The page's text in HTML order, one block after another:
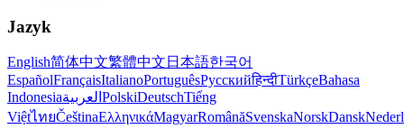
Jazyk
English简体中文繁體中文 日本語한국어
EspañolFrançaisItalianoPortuguêsРусскийहिन्दीTürkçeBahasa
Indonesiaالعربية PolskiDeutschTiếng
ViệtไทยČeštinaΕλληνικάMagyarRomânăSvenskaNorskDansk